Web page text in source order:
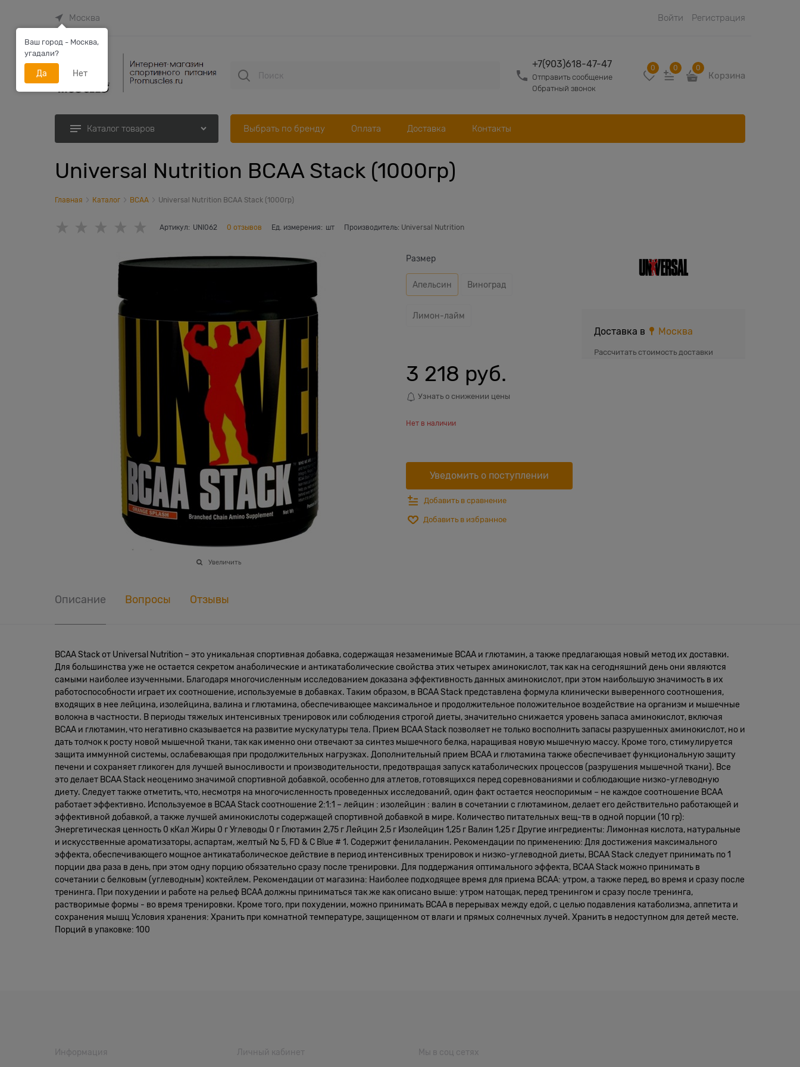
Москва Войти Регистрация
+7(903)618-47-47
Отправить сообщение
Обратный звонок
0 0 0
Корзина
Каталог товаров Выбрать по бренду Оплата Доставка Контакты
Universal Nutrition BCAA Stack (1000гр)
Главная Каталог BCAA Universal Nutrition BCAA Stack (1000гр)
Артикул: UNI062 0 отзывов Ед. измерения: шт Производитель: Universal Nutrition
Увеличить
Размер
Апельсин Виноград
Лимон-лайм
3 218 руб.
Узнать о снижении цены
Нет в наличии
Уведомить о поступлении
Добавить в сравнение
Добавить в избранное
Доставка в Москва
Рассчитать стоимость доставки
Описание Вопросы Отзывы
BCAA Stack от Universal Nutrition – это уникальная спортивная добавка, содержащая незаменимые BCAA и глютамин, а также предлагающая новый метод их доставки.
Для большинства уже не остается секретом анаболические и антикатаболические свойства этих четырех аминокислот, так как на сегодняшний день они являются
самыми наиболее изученными. Благодаря многочисленным исследованием доказана эффективность данных аминокислот, при этом наибольшую значимость в их
работоспособности играет их соотношение, используемые в добавках. Таким образом, в BCAA Stack представлена формула клинически выверенного соотношения,
входящих в нее лейцина, изолейцина, валина и глютамина, обеспечивающее максимальное и продолжительное положительное воздействие на организм и мышечные
волокна в частности. В периоды тяжелых интенсивных тренировок или соблюдения строгой диеты, значительно снижается уровень запаса аминокислот, включая
BCAA и глютамин, что негативно сказывается на развитие мускулатуры тела. Прием BCAA Stack позволяет не только восполнить запасы разрушенных аминокислот, но и
дать толчок к росту новой мышечной ткани, так как именно они отвечают за синтез мышечного белка, наращивая новую мышечную массу. Кроме того, стимулируется
защита иммунной системы, ослабевающая при продолжительных нагрузках. Дополнительный прием BCAA и глютамина также обеспечивает функциональную защиту
печени и сохраняет гликоген для лучшей выносливости и производительности, предотвращая запуск катаболических процессов (разрушения мышечной ткани). Все
это делает BCAA Stack неоценимо значимой спортивной добавкой, особенно для атлетов, готовящихся перед соревнованиями и соблюдающие низко-углеводную
диету. Следует также отметить, что, несмотря на многочисленность проведенных исследований, один факт остается неоспоримым – не каждое соотношение BCAA
работает эффективно. Используемое в BCAA Stack соотношение 2:1:1 – лейцин : изолейцин : валин в сочетании с глютамином, делает его действительно работающей и
эффективной добавкой, а также лучшей аминокислоты содержащей спортивной добавкой в мире. Количество питательных вещ-тв в одной порции (10 гр):
Энергетическая ценность 0 кКал Жиры 0 г Углеводы 0 г Глютамин 2,75 г Лейцин 2,5 г Изолейцин 1,25 г Валин 1,25 г Другие ингредиенты: Лимонная кислота, натуральные
и искусственные ароматизаторы, аспартам, желтый № 5, FD & C Blue # 1. Содержит фенилаланин. Рекомендации по применению: Для достижения максимального
эффекта, обеспечивающего мощное антикатаболическое действие в период интенсивных тренировок и низко-углеводной диеты, BCAA Stack следует принимать по 1
порции два раза в день, при этом одну порцию обязательно сразу после тренировки. Для поддержания оптимального эффекта, BCAA Stack можно принимать в
сочетании с белковым (углеводным) коктейлем. Рекомендации от магазина: Наиболее подходящее время для приема BCAA: утром, а также перед, во время и сразу после
тренинга. При похудении и работе на рельеф BCAA должны приниматься так же как описано выше: утром натощак, перед тренингом и сразу после тренинга,
растворимые формы - во время тренировки. Кроме того, при похудении, можно принимать BCAA в перерывах между едой, с целью подавления катаболизма, аппетита и
сохранения мышц Условия хранения: Хранить при комнатной температуре, защищенном от влаги и прямых солнечных лучей. Хранить в недоступном для детей месте.
Порций в упаковке: 100
Информация Личный кабинет Мы в соц сетях
Ваш город - Москва,
угадали?
Да Нет